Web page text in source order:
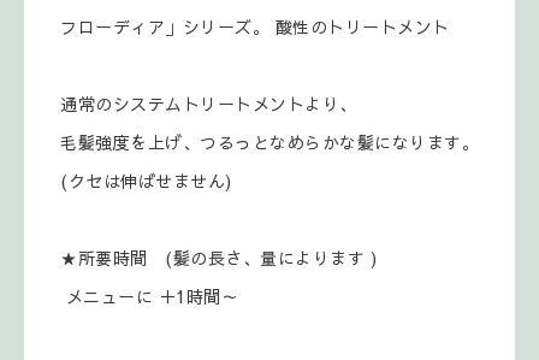
フローディア」シリーズ。 酸性のトリートメント
通常のシステムトリートメントより、
毛髪強度を上げ、つるっとなめらかな髪になります。
(クセは伸ばせません)
★所要時間 (髪の長さ、量によります )
メニューに ＋1時間～